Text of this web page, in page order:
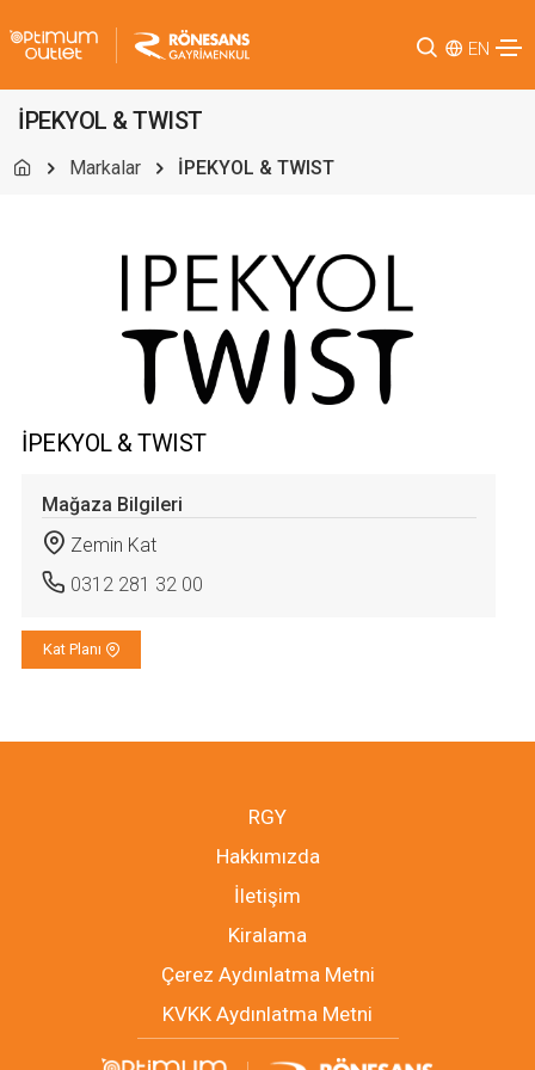
EN
İPEKYOL & TWIST
Markalar İPEKYOL & TWIST
İPEKYOL & TWIST
Mağaza Bilgileri
Zemin Kat
0312 281 32 00
Kat Planı
RGY
Hakkımızda
İletişim
Kiralama
Çerez Aydınlatma Metni
KVKK Aydınlatma Metni